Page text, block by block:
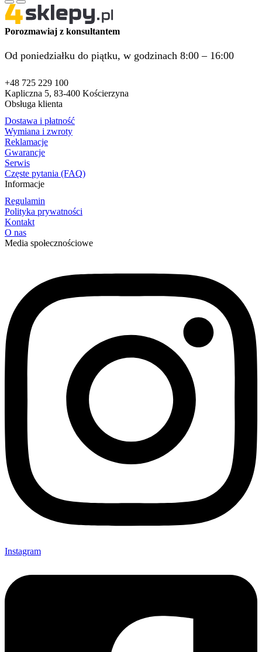
Porozmawiaj z konsultantem
Od poniedziałku do piątku, w godzinach 8:00 – 16:00
+48 725 229 100
Kapliczna 5, 83-400 Kościerzyna
Obsługa klienta
Dostawa i płatność
Wymiana i zwroty
Reklamacje
Gwarancje
Serwis
Częste pytania (FAQ)
Informacje
Regulamin
Polityka prywatności
Kontakt
O nas
Media społecznościowe
Instagram